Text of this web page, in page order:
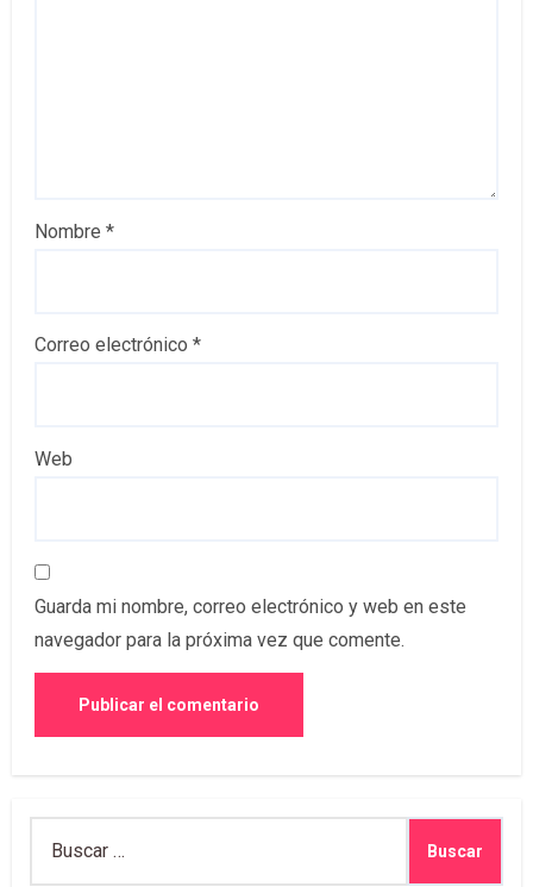
Nombre *
Correo electrónico *
Web
Guarda mi nombre, correo electrónico y web en este
navegador para la próxima vez que comente.